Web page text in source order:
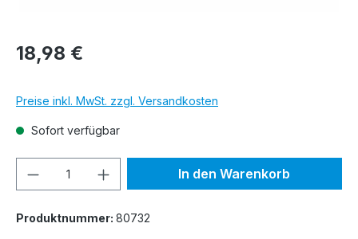
18,98 €
Preise inkl. MwSt. zzgl. Versandkosten
Sofort verfügbar
Produkt Anzahl: Gib denIn den Warenkorb
Produktnummer: 80732